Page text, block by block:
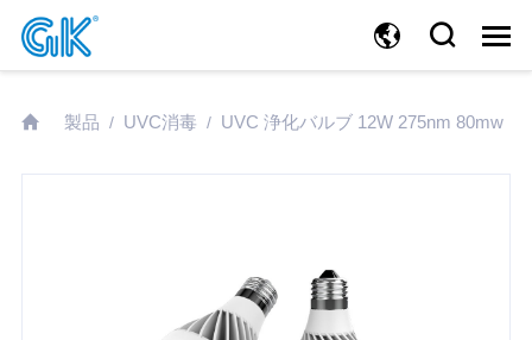
製品 / UVC消毒 / UVC 浄化バルブ 12W 275nm 80mw